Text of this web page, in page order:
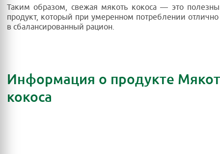
Таким образом, свежая мякоть кокоса — это
продукт, который при умеренном потреблении отлично
в сбалансированный рацион.
Информация о продукте
кокоса